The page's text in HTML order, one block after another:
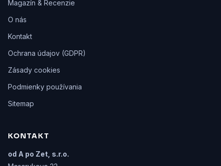
Magazín & Recenzie
O nás
Kontakt
Ochrana údajov (GDPR)
Zásady cookies
Podmienky používania
Sitemap
KONTAKT
od A po Zet, s.r.o.